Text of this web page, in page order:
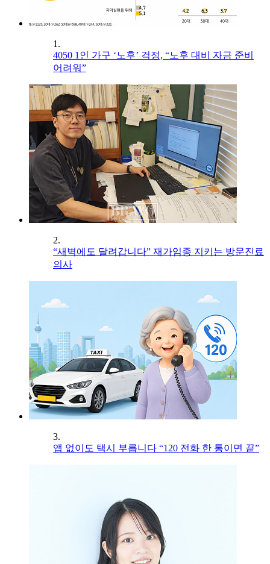
1.
4050 1인 가구 ‘노후’ 걱정, “노후 대비 자금 준비
어려워”
2.
“새벽에도 달려갑니다” 재가임종 지키는 방문진료
의사
3.
앱 없이도 택시 부릅니다 “120 전화 한 통이면 끝”